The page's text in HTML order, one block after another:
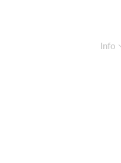
Info